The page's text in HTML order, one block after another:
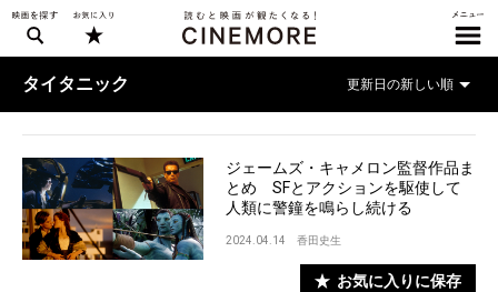
タイタニック
ジェームズ・キャメロン監督作品ま
とめ SFとアクションを駆使して
人類に警鐘を鳴らし続ける
2024.04.14 香田史生
お気に入りに保存